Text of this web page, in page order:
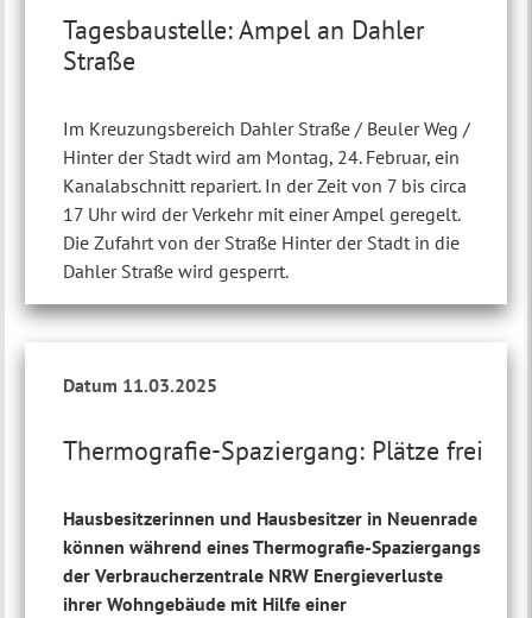
Tagesbaustelle: Ampel an Dahler
Straße
Im Kreuzungsbereich Dahler Straße / Beuler Weg /
Hinter der Stadt wird am Montag, 24. Februar, ein
Kanalabschnitt repariert. In der Zeit von 7 bis circa
17 Uhr wird der Verkehr mit einer Ampel geregelt.
Die Zufahrt von der Straße Hinter der Stadt in die
Dahler Straße wird gesperrt.
Thermografie-Spaziergang: Plätze frei
Datum 11.03.2025
Hausbesitzerinnen und Hausbesitzer in Neuenrade
können während eines Thermografie-Spaziergangs
der Verbraucherzentrale NRW Energieverluste
ihrer Wohngebäude mit Hilfe einer